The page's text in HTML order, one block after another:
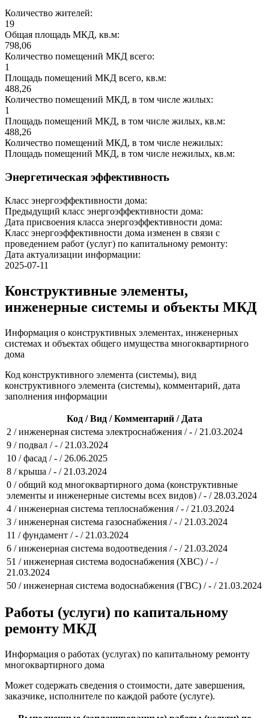
Количество жителей:
19
Общая площадь МКД, кв.м:
798,06
Количество помещений МКД всего:
1
Площадь помещений МКД всего, кв.м:
488,26
Количество помещений МКД, в том числе жилых:
1
Площадь помещений МКД, в том числе жилых, кв.м:
488,26
Количество помещений МКД, в том числе нежилых:
Площадь помещений МКД, в том числе нежилых, кв.м:
Энергетическая эффективность
Класс энергоэффективности дома:
Предыдущий класс энергоэффективности дома:
Дата присвоения класса энергоэффективности дома:
Класс энергоэффективности дома изменен в связи с
проведением работ (услуг) по капитальному ремонту:
Дата актуализации информации:
2025-07-11
Конструктивные элементы,
инженерные системы и объекты МКД
Информация о конструктивных элементах, инженерных
системах и объектах общего имущества многоквартирного
дома
Код конструктивного элемента (системы), вид
конструктивного элемента (системы), комментарий, дата
заполнения информации
Код / Вид / Комментарий / Дата
2 / инженерная система электроснабжения / - / 21.03.2024
9 / подвал / - / 21.03.2024
10 / фасад / - / 26.06.2025
8 / крыша / - / 21.03.2024
0 / общий код многоквартирного дома (конструктивные
элементы и инженерные системы всех видов) / - / 28.03.2024
4 / инженерная система теплоснабжения / - / 21.03.2024
3 / инженерная система газоснабжения / - / 21.03.2024
11 / фундамент / - / 21.03.2024
6 / инженерная система водоотведения / - / 21.03.2024
51 / инженерная система водоснабжения (ХВС) / - /
21.03.2024
50 / инженерная система водоснабжения (ГВС) / - / 21.03.2024
Работы (услуги) по капитальному
ремонту МКД
Информация о работах (услугах) по капитальному ремонту
многоквартирного дома
Может содержать сведения о стоимости, дате завершения,
заказчике, исполнителе по каждой работе (услуге).